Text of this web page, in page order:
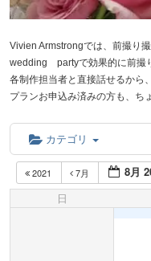
Vivien Armstrongでは、前撮り
wedding partyで効果的に前撮
各制作担当者と直接話せるから
プランお申込み済みの方も、
カテゴリ
2021 7月 8月
日